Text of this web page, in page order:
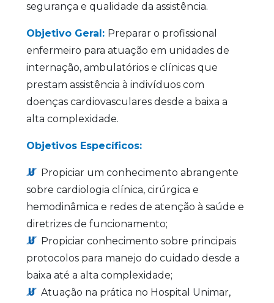
segurança e qualidade da assistência.
Objetivo Geral: Preparar o profissional
enfermeiro para atuação em unidades de
internação, ambulatórios e clínicas que
prestam assistência à indivíduos com
doenças cardiovasculares desde a baixa a
alta complexidade.
Objetivos Específicos:
Propiciar um conhecimento abrangente
sobre cardiologia clínica, cirúrgica e
hemodinâmica e redes de atenção à saúde e
diretrizes de funcionamento;
Propiciar conhecimento sobre principais
protocolos para manejo do cuidado desde a
baixa até a alta complexidade;
Atuação na prática no Hospital Unimar,